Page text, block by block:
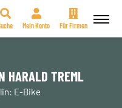
Mein Konto Für Firmen
HARALD TREML
E-Bike